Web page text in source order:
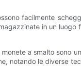
facilmente
in un luogo
a smalto sono
notando le diverse